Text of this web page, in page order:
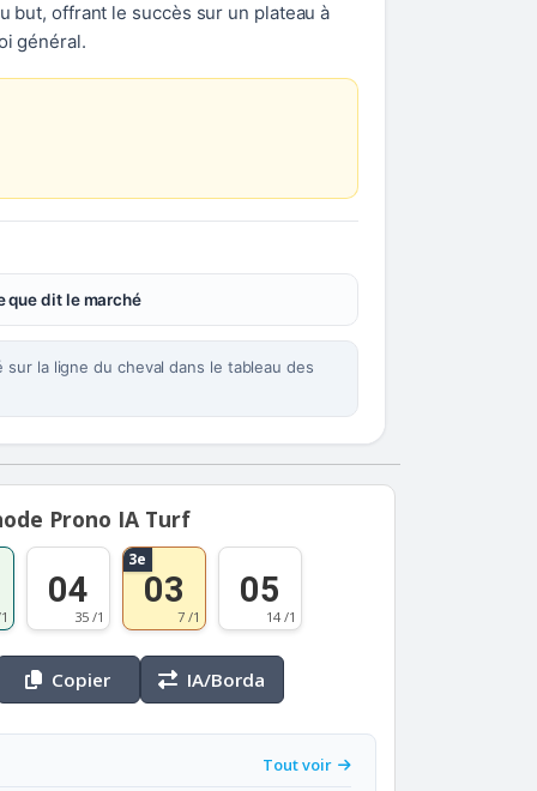
but, offrant le succès sur un plateau à
général.
que dit le marché
la ligne du cheval dans le tableau des
Prono IA Turf
04
35 /1
3e
03
7 /1
05
14 /1
Copier IA/Borda
Tout voir